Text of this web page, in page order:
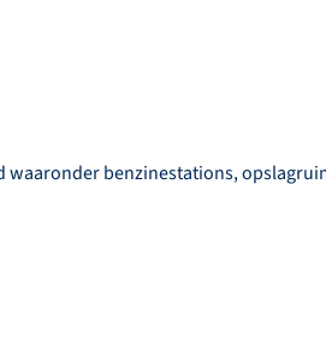
benzinestations,